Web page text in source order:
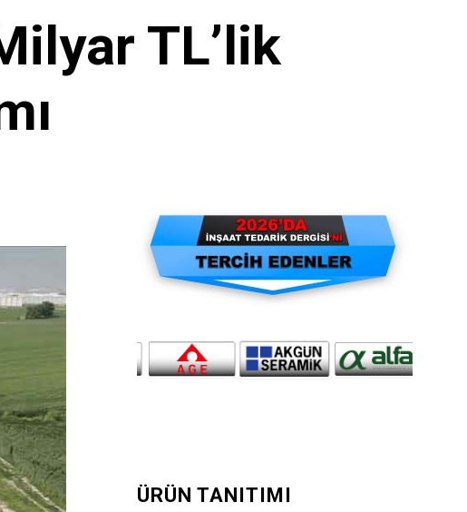
TL’lik
ÜRÜN TANITIMI